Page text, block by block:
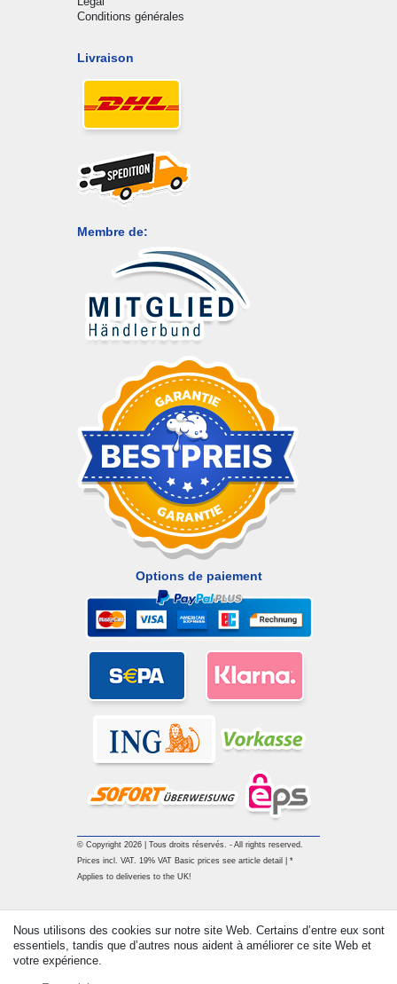
Conditions générales
Livraison
Membre de:
Options de paiement
© Copyright 2026 | Tous droits réservés. - All rights reserved.
Prices incl. VAT. 19% VAT Basic prices see article detail | *
Applies to deliveries to the UK!
Nous utilisons des cookies sur notre site Web. Certains d’entre eux sont
essentiels, tandis que d’autres nous aident à améliorer ce site Web et
votre expérience.
Rétracter le contrat ici Contact